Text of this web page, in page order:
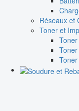
Réseaux et
Toner et